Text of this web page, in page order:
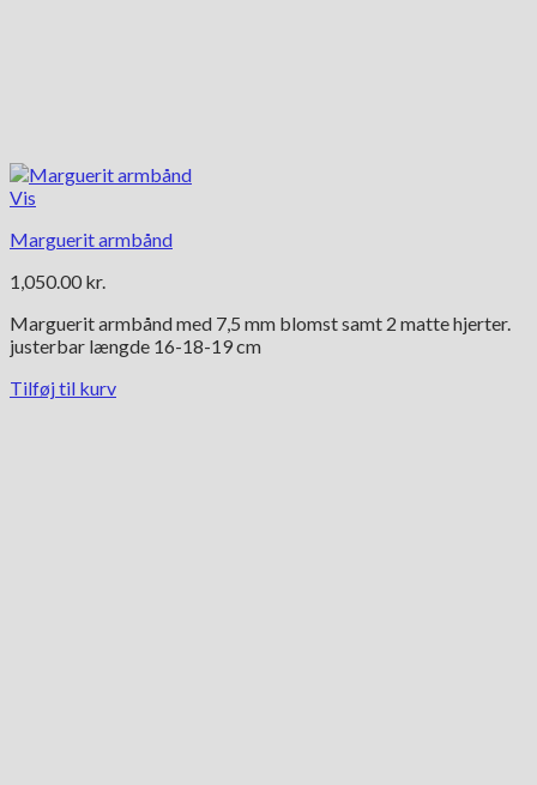
Vis
Marguerit armbånd
1,050.00 kr.
Marguerit armbånd med 7,5 mm blomst samt 2 matte hjerter.
justerbar længde 16-18-19 cm
Tilføj til kurv